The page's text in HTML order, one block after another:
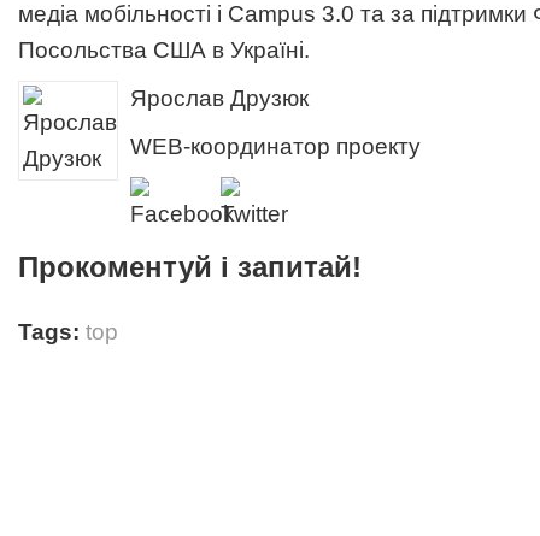
медіа мобільності і Campus 3.0 та за
Посольства США в Україні.
Ярослав Друзюк
WEB-координатор проекту
Прокоментуй і запитай!
Tags: top